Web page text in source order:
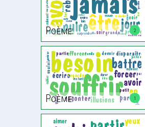
2
Poème:
1
Poème: